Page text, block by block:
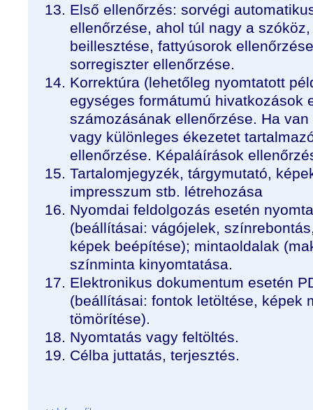
Első ellenőrzés: sorvégi
ellenőrzése, ahol túl nagy a
beillesztése, fattyúsorok
sorregiszter ellenőrzése.
Korrektúra (lehetőleg nyomtatott
egységes formátumú hivatkozások
számozásának ellenőrzése. Ha
vagy különleges ékezetet
ellenőrzése. Képaláírások
Tartalomjegyzék, tárgymutató,
impresszum stb. létrehozása
Nyomdai feldolgozás esetén
(beállításai: vágójelek,
képek beépítése); mintaoldalak
színminta kinyomtatása.
Elektronikus dokumentum esetén
(beállításai: fontok letöltése, képek
tömörítése).
Nyomtatás vagy feltöltés.
Célba juttatás, terjesztés.